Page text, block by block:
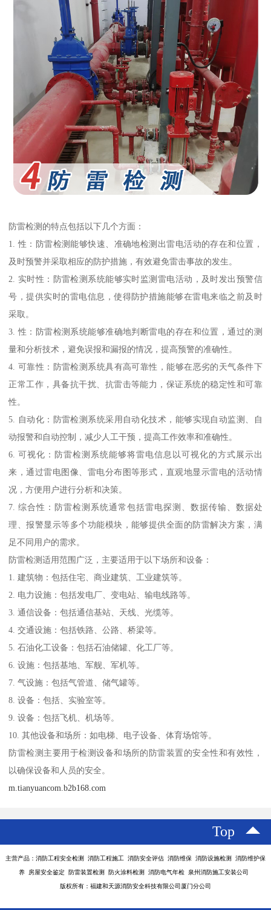
防雷检测的特点包括以下几个方面：
1. 性：防雷检测能够快速、准确地检测出雷电活动的存在和位置，
及时预警并采取相应的防护措施，有效避免雷击事故的发生。
2. 实时性：防雷检测系统能够实时监测雷电活动，及时发出预警信
号，提供实时的雷电信息，使得防护措施能够在雷电来临之前及时
采取。
3. 性：防雷检测系统能够准确地判断雷电的存在和位置，通过的测
量和分析技术，避免误报和漏报的情况，提高预警的准确性。
4. 可靠性：防雷检测系统具有高可靠性，能够在恶劣的天气条件下
正常工作，具备抗干扰、抗雷击等能力，保证系统的稳定性和可靠
性。
5. 自动化：防雷检测系统采用自动化技术，能够实现自动监测、自
动报警和自动控制，减少人工干预，提高工作效率和准确性。
6. 可视化：防雷检测系统能够将雷电信息以可视化的方式展示出
来，通过雷电图像、雷电分布图等形式，直观地显示雷电的活动情
况，方便用户进行分析和决策。
7. 综合性：防雷检测系统通常包括雷电探测、数据传输、数据处
理、报警显示等多个功能模块，能够提供全面的防雷解决方案，满
足不同用户的需求。
防雷检测适用范围广泛，主要适用于以下场所和设备：
1. 建筑物：包括住宅、商业建筑、工业建筑等。
2. 电力设施：包括发电厂、变电站、输电线路等。
3. 通信设备：包括通信基站、天线、光缆等。
4. 交通设施：包括铁路、公路、桥梁等。
5. 石油化工设备：包括石油储罐、化工厂等。
6. 设施：包括基地、军舰、军机等。
7. 气设施：包括气管道、储气罐等。
8. 设备：包括、实验室等。
9. 设备：包括飞机、机场等。
10. 其他设备和场所：如电梯、电子设备、体育场馆等。
防雷检测主要用于检测设备和场所的防雷装置的安全性和有效性，
以确保设备和人员的安全。
m.tianyuancom.b2b168.com
Top
主营产品：消防工程安全检测 消防工程施工 消防安全评估 消防维保 消防设施检测 消防维护保
养 房屋安全鉴定 防雷装置检测 防火涂料检测 消防电气年检 泉州消防施工安装公司
版权所有：福建和天源消防安全科技有限公司厦门分公司